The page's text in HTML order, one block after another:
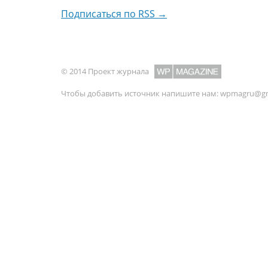
Подписаться по RSS →
© 2014 Проект журнала
Чтобы добавить источник напишите нам: